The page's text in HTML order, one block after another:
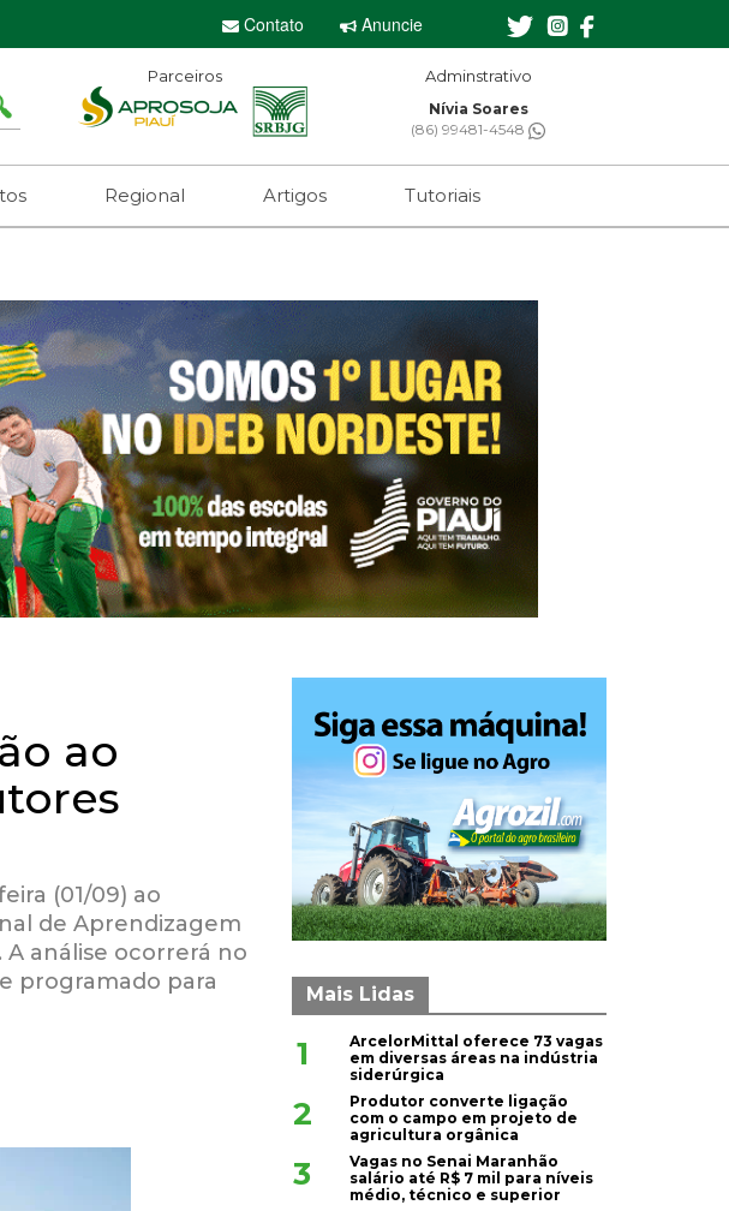
Contato Anuncie
Parceiros Editor-chefe
Sebastian Eugênio
(61) 99650-2473
Adminstrativo
Nívia Soares
(86) 99481-4548
Regional Artigos Tutoriais
ao
(01/09) ao
de Aprendizagem
análise ocorrerá no
programado para
Mais Lidas
1
ArcelorMittal oferece 73 vagas
em diversas áreas na indústria
siderúrgica
2
Produtor converte ligação
com o campo em projeto de
agricultura orgânica
3
Vagas no Senai Maranhão
salário até R$ 7 mil para níveis
médio, técnico e superior